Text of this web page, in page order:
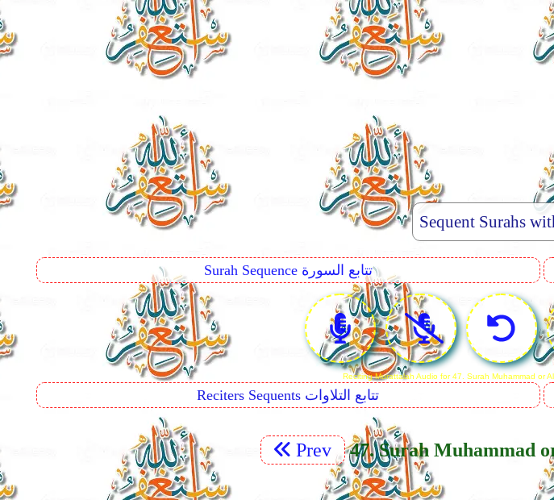
Surah Sequence تتابع السورة
Reciters Sequents تتابع التلاوات
Prev